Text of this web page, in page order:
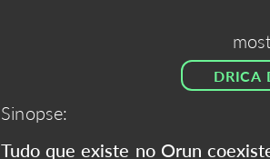
DRICA
Sinopse:
Tudo que existe no Orun